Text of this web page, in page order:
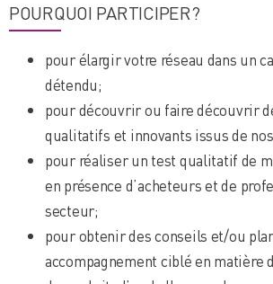
POURQUOI PARTICIPER?
pour élargir votre réseau dans un
détendu;
pour découvrir ou faire découvrir
qualitatifs et innovants issus de
pour réaliser un test qualitatif de
en présence d’acheteurs et de
secteur;
pour obtenir des conseils et/ou
accompagnement ciblé en matière